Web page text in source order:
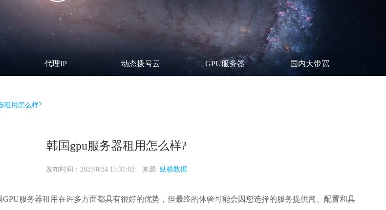
代理IP 动态拨号云 GPU服务器 国内大带宽
租用怎么样?
韩国gpu服务器租用怎么样?
发布时间：2023/8/24 15:31:02 来源: 纵横数据
GPU服务器租用在许多方面都具有很好的优势，但最终的体验可能会因您选择的服务提供商、配置和具